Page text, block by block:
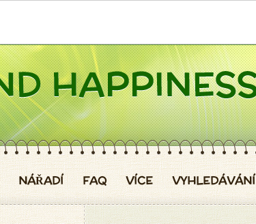
NÁŘADÍ FAQ VÍCE VYHLEDÁVÁNÍ